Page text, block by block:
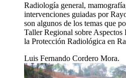
Radiología general,
intervenciones guiadas por
son algunos de los temas que
Taller Regional sobre
la Protección Radiológica en
Luis Fernando Cordero Mora.